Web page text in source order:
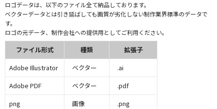
ロゴデータは、以下のファイル全て納品しております。
ベクターデータとは引き延ばしても画質が劣化しない制作業界標準のデータで
す。
ロゴの元データ、制作会社への提供用としてご利用ください。
ファイル形式 種類
拡張子
Adobe Illustrator
ベクター
.ai
Adobe PDF
ベクター
.pdf
png
画像
.png